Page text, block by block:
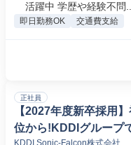
活躍中 学歴や経験不問...
即日勤務OK 交通費支給
正社員
【2027年度新卒採用
位から!KDDIグループ
KDDI Sonic-Falcon株式会社